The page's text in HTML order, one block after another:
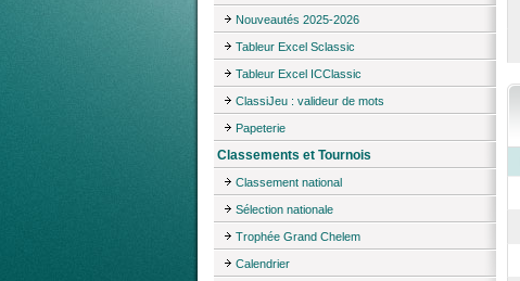
Nouveautés 2025-2026
Tableur Excel Sclassic
Tableur Excel ICClassic
ClassiJeu : valideur de mots
Papeterie
Classements et Tournois
Classement national
Sélection nationale
Trophée Grand Chelem
Calendrier